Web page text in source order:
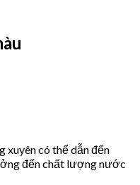
có thể dẫn đến
đến chất lượng nước